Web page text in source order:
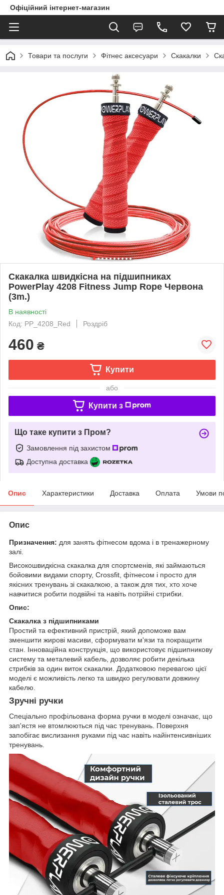
Офіційний інтернет-магазин
Товари та послуги Фітнес аксесуари Скакалки
Скакалка швидкісна на підшипниках
PowerPlay 4208 Fitness Jump Rope Червона
(3m.)
В наявності
Код: PP_4208_Red
Роздріб
460 ₴
Купити
або
Купити з
Що таке купити з Пром?
Замовлення під захистом
Доступна доставка
Опис Характеристики Доставка Оплата Умови
Опис
Призначення: для занять фітнесом вдома і в тренажерному
залі.
Високошвидкісна скакалка для спортсменів, які займаються
бойовими видами спорту, Crossfit, фітнесом і просто для
якісних тренувань зі скакалкою, а також для тих, хто хоче
навчитися робити подвійні та навіть потрійні стрибки.
Опис:
Скакалка з підшипниками
Простий та ефективний пристрій, який допоможе вам
зменшити жирові масиви, сформувати м'язи та покращити
стан. Інноваційна конструкція, що використовує підшипникову
систему та металевий кабель, дозволяє робити декілька
стрибків за один виток скакалки. Додатковою перевагою цієї
моделі є можливість легко та швидко регулювати довжину
кабелю.
Зручні ручки
Спеціально профільована форма ручки в моделі означає, що
зап'ястя не втомлюються під час тренувань. Поверхня
запобігає вислизання руками під час навіть найінтенсивніших
тренувань.